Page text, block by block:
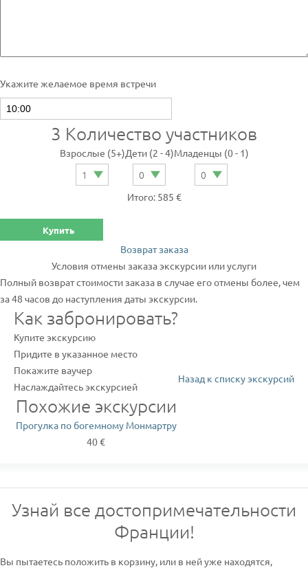
Укажите желаемое время встречи
3 Количество участников
Взрослые (5+)Дети (2 - 4)Младенцы (0 - 1)
Итого: 585 €
Купить
Возврат заказа
Условия отмены заказа экскурсии или услуги
Полный возврат стоимости заказа в случае его отмены более, чем
за 48 часов до наступления даты экскурсии.
Как забронировать?
Купите экскурсию
Придите в указанное место
Покажите ваучер
Наслаждайтесь экскурсией
Похожие экскурсии
Прогулка по богемному Монмартру
40 €
Назад к списку экскурсий
Узнай все достопримечательности
Франции!
Вы пытаетесь положить в корзину, или в ней уже находятся,